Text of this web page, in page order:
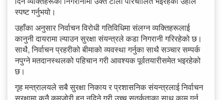
स्पष्ट गर्नुभयो।
उहाँका अनुसार निर्वाचन विरोधी गतिविधिमा संलग्न व्यक्तिहरूलाई
कानुनी दायरामा ल्याउन सुरक्षा संयन्त्रले कडा निगरानी गरिरहेको छ।
साथै, निर्वाचन प्रहरीको बीमाको व्यवस्था गर्नुका साथै सञ्चार सम्पर्क
नपुग्ने मतदानस्थलको पहिचान गरी आवश्यक पूर्वतयारीसमेत भइरहेको
छ।
गृह मन्त्रालयले सबै सुरक्षा निकाय र प्रशासनिक संयन्त्रलाई निर्वाचन
सुरक्षामा कुनै कमजोरी हुन नदिने गरी उच्च सतर्कताका साथ काम गर्न